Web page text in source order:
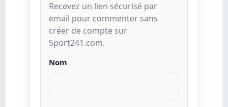
Recevez un lien sécurisé par
email pour commenter sans
créer de compte sur
Sport241.com.
Nom